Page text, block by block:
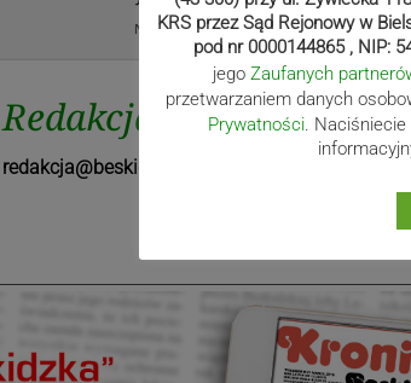
Redakcja
redakcja@beskidzka24.pl
KRS przez Sąd Rejonowy w
pod nr 0000144865 , NIP:
jego Zaufanych
przetwarzaniem danych
Prywatności .